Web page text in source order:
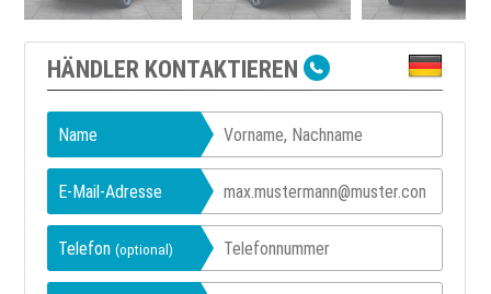
HÄNDLER KONTAKTIEREN
Name
E-Mail-Adresse
Telefon(optional)